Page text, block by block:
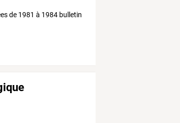
de 1981 à 1984 bulletin